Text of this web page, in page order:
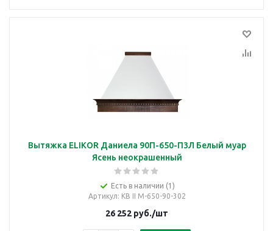
Вытяжка ELIKOR Даниела 90П-650-П3Л Белый муар
Ясень неокрашенный
Есть в наличии (1)
Артикул: КВ II М-650-90-302
26 252 руб./шт